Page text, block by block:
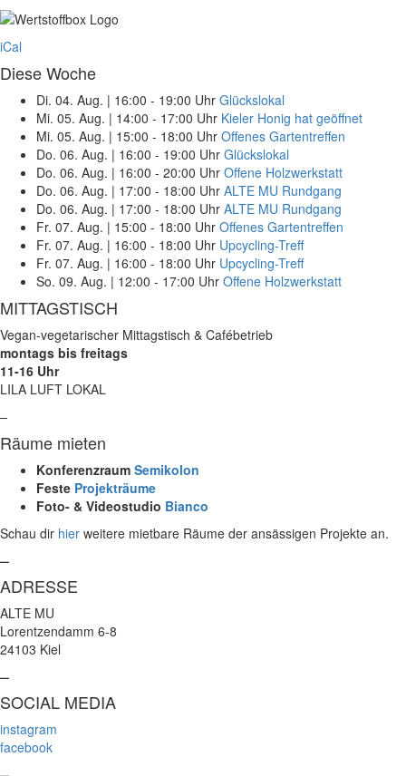
iCal
Diese Woche
Di. 04. Aug. | 16:00 - 19:00 Uhr Glückslokal
Mi. 05. Aug. | 14:00 - 17:00 Uhr Kieler Honig hat geöffnet
Mi. 05. Aug. | 15:00 - 18:00 Uhr Offenes Gartentreffen
Do. 06. Aug. | 16:00 - 19:00 Uhr Glückslokal
Do. 06. Aug. | 16:00 - 20:00 Uhr Offene Holzwerkstatt
Do. 06. Aug. | 17:00 - 18:00 Uhr ALTE MU Rundgang
Do. 06. Aug. | 17:00 - 18:00 Uhr ALTE MU Rundgang
Fr. 07. Aug. | 15:00 - 18:00 Uhr Offenes Gartentreffen
Fr. 07. Aug. | 16:00 - 18:00 Uhr Upcycling-Treff
Fr. 07. Aug. | 16:00 - 18:00 Uhr Upcycling-Treff
So. 09. Aug. | 12:00 - 17:00 Uhr Offene Holzwerkstatt
MITTAGSTISCH
Vegan-vegetarischer Mittagstisch & Cafébetrieb
montags bis freitags
11-16 Uhr
LILA LUFT LOKAL
–
Räume mieten
Konferenzraum Semikolon
Feste Projekträume
Foto- & Videostudio Bianco
Schau dir hier weitere mietbare Räume der ansässigen Projekte an.
–
ADRESSE
ALTE MU
Lorentzendamm 6-8
24103 Kiel
–
SOCIAL MEDIA
instagram
facebook